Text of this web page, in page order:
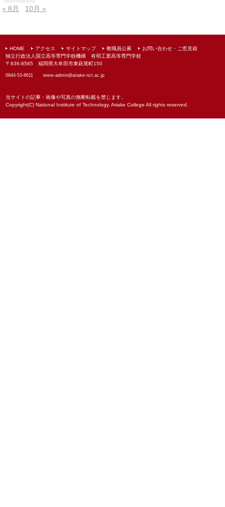
« 8月
10月 »
HOME アクセス サイトマップ 教職員公募
お問い合わせ・ご意見箱
独立行政法人国立高等専門学校機構 有明工業高等専門学校
〒836-8585 福岡県大牟田市東萩尾町150
0944-53-8611 www-admin@ariake-nct.ac.jp
当サイトの記事・画像や写真の無断転載を禁じます。
Copyright(C) National Institute of Technology, Ariake College All rights reserved.